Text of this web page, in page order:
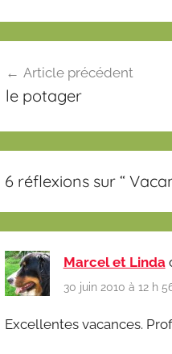
Article précédent
le potager
6 réflexions sur “
Marcel et Linda
30 juin 2010 à 12 h
Excellentes vacances.